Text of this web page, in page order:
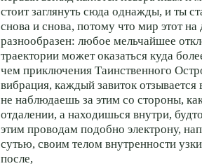
стоит заглянуть сюда однажды, и ты
снова и снова, потому что мир этот на
разнообразен: любое мельчайшее
траектории может оказаться куда
чем приключения Таинственного
вибрация, каждый завиток отзывается
не наблюдаешь за этим со стороны,
отдалении, а находишься внутри,
этим проводам подобно электрону,
сутью, своим телом внутренности
после,